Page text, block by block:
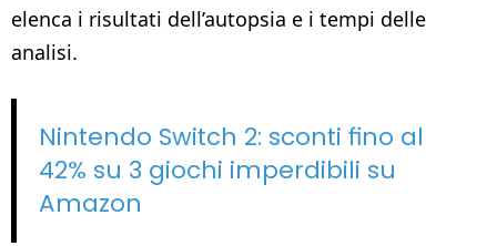
elenca i risultati dell’autopsia e i tempi delle
analisi.
Nintendo Switch 2: sconti fino al
42% su 3 giochi imperdibili su
Amazon